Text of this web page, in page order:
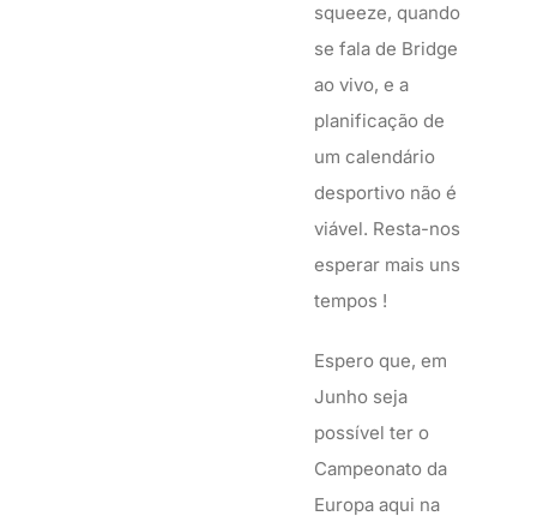
squeeze, quando
se fala de Bridge
ao vivo, e a
planificação de
um calendário
desportivo não é
viável. Resta-nos
esperar mais uns
tempos !
Espero que, em
Junho seja
possível ter o
Campeonato da
Europa aqui na